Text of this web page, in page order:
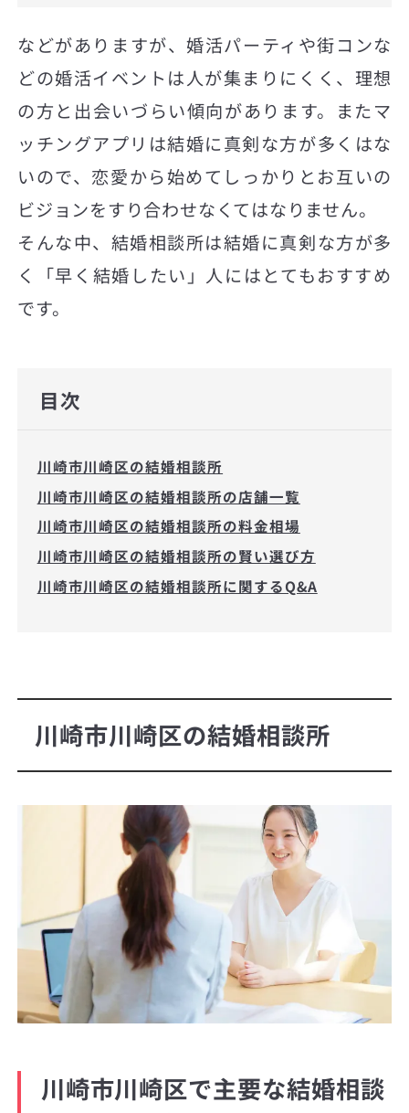
などがありますが、婚活パーティや街コンな
どの婚活イベントは人が集まりにくく、理想
の方と出会いづらい傾向があります。またマ
ッチングアプリは結婚に真剣な方が多くはな
いので、恋愛から始めてしっかりとお互いの
ビジョンをすり合わせなくてはなりません。
そんな中、結婚相談所は結婚に真剣な方が多
く「早く結婚したい」人にはとてもおすすめ
です。
目次
川崎市川崎区の結婚相談所
川崎市川崎区の結婚相談所の店舗一覧
川崎市川崎区の結婚相談所の料金相場
川崎市川崎区の結婚相談所の賢い選び方
川崎市川崎区の結婚相談所に関するQ&A
川崎市川崎区の結婚相談所
川崎市川崎区で主要な結婚相談